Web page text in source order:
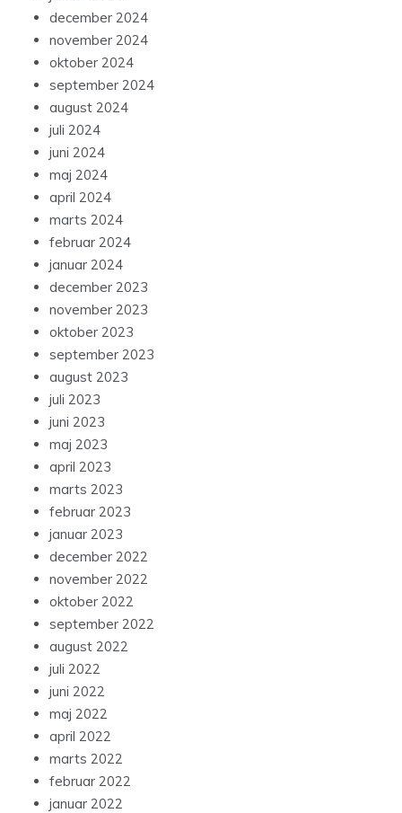
december 2024
november 2024
oktober 2024
september 2024
august 2024
juli 2024
juni 2024
maj 2024
april 2024
marts 2024
februar 2024
januar 2024
december 2023
november 2023
oktober 2023
september 2023
august 2023
juli 2023
juni 2023
maj 2023
april 2023
marts 2023
februar 2023
januar 2023
december 2022
november 2022
oktober 2022
september 2022
august 2022
juli 2022
juni 2022
maj 2022
april 2022
marts 2022
februar 2022
januar 2022